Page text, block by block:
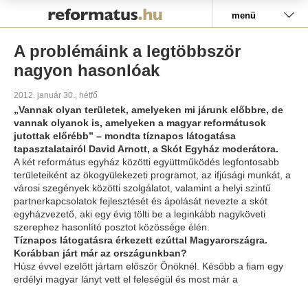
menü
A problémáink a legtöbbször
nagyon hasonlóak
2012. január 30., hétfő
„Vannak olyan területek, amelyeken mi járunk előbbre, de
vannak olyanok is, amelyeken a magyar reformátusok
jutottak előrébb” – mondta tíznapos látogatása
tapasztalatairól David Arnott, a Skót Egyház moderátora.
A két református egyház közötti együttműködés legfontosabb
területeiként az ökogyülekezeti programot, az ifjúsági munkát, a
városi szegények közötti szolgálatot, valamint a helyi szintű
partnerkapcsolatok fejlesztését és ápolását nevezte a skót
egyházvezető, aki egy évig tölti be a leginkább nagyköveti
szerephez hasonlító posztot közössége élén.
Tíznapos látogatásra érkezett ezúttal Magyarországra.
Korábban járt már az országunkban?
Húsz évvel ezelőtt jártam először Önöknél. Később a fiam egy
erdélyi magyar lányt vett el feleségül és most már a